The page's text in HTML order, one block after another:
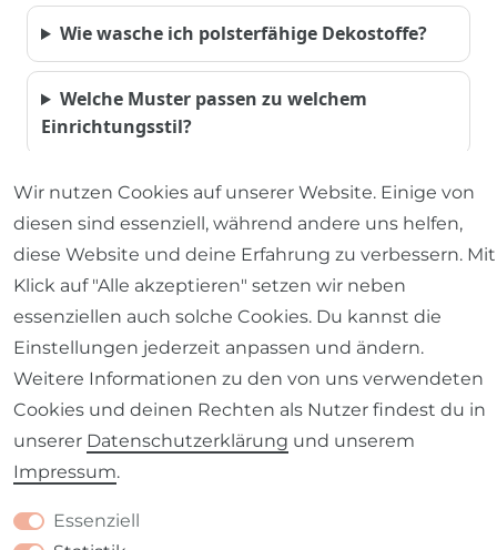
Wie wasche ich polsterfähige Dekostoffe?
Welche Muster passen zu welchem
Einrichtungsstil?
Wie viel Stoff brauche ich für ein Kissen
50×50 cm?
Gibt es auch polsterfähige Bio-Stoffe?
Wir nutzen Cookies auf unserer Website. Einige von
diesen sind essenziell, während andere uns helfen,
diese Website und deine Erfahrung zu verbessern. Mit
Klick auf "Alle akzeptieren" setzen wir neben
essenziellen auch solche Cookies. Du kannst die
Einstellungen jederzeit anpassen und ändern.
Weitere Informationen zu den von uns verwendeten
Cookies und deinen Rechten als Nutzer findest du in
unserer Daten­schutz­erklärung und unserem
Impressum.
Essenziell